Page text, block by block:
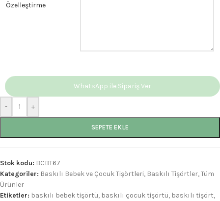
Özelleştirme
- +
SEPETE EKLE
WhatsApp ile Sipariş Ver
Stok kodu: BCBT67
Kategoriler: Baskılı Bebek ve Çocuk Tişörtleri, Baskılı Tişörtler,Tüm
Ürünler
Etiketler: baskılı bebek tişörtü, baskılı çocuk tişörtü, baskılı tişört,